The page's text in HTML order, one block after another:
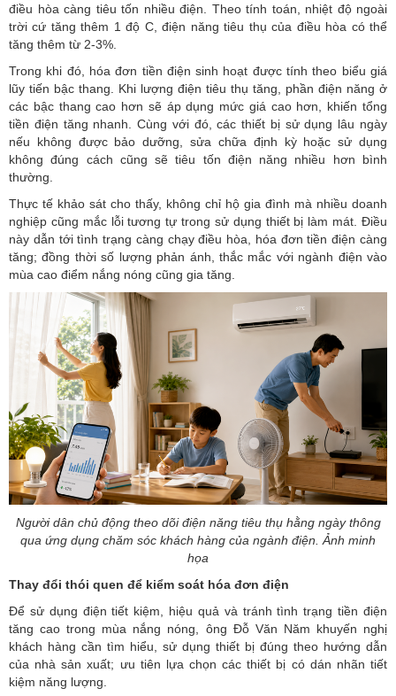
điều hòa càng tiêu tốn nhiều điện. Theo tính toán, nhiệt độ ngoài
trời cứ tăng thêm 1 độ C, điện năng tiêu thụ của điều hòa có thể
tăng thêm từ 2-3%.
Trong khi đó, hóa đơn tiền điện sinh hoạt được tính theo biểu giá
lũy tiến bậc thang. Khi lượng điện tiêu thụ tăng, phần điện năng ở
các bậc thang cao hơn sẽ áp dụng mức giá cao hơn, khiến tổng
tiền điện tăng nhanh. Cùng với đó, các thiết bị sử dụng lâu ngày
nếu không được bảo dưỡng, sửa chữa định kỳ hoặc sử dụng
không đúng cách cũng sẽ tiêu tốn điện năng nhiều hơn bình
thường.
Thực tế khảo sát cho thấy, không chỉ hộ gia đình mà nhiều doanh
nghiệp cũng mắc lỗi tương tự trong sử dụng thiết bị làm mát. Điều
này dẫn tới tình trạng càng chạy điều hòa, hóa đơn tiền điện càng
tăng; đồng thời số lượng phản ánh, thắc mắc với ngành điện vào
mùa cao điểm nắng nóng cũng gia tăng.
Người dân chủ động theo dõi điện năng tiêu thụ hằng ngày thông
qua ứng dụng chăm sóc khách hàng của ngành điện. Ảnh minh
họa
Thay đổi thói quen để kiểm soát hóa đơn điện
Để sử dụng điện tiết kiệm, hiệu quả và tránh tình trạng tiền điện
tăng cao trong mùa nắng nóng, ông Đỗ Văn Năm khuyến nghị
khách hàng cần tìm hiểu, sử dụng thiết bị đúng theo hướng dẫn
của nhà sản xuất; ưu tiên lựa chọn các thiết bị có dán nhãn tiết
kiệm năng lượng.